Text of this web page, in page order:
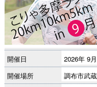
開催日
2026年 9
開催場所
調布市武